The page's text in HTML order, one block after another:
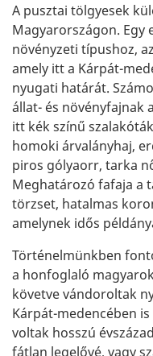
A pusztai tölgyesek
Magyarországon. Egy
növényzeti típushoz,
amely itt a Kárpát-
nyugati határát.
állat- és növényfajnak
itt kék színű
homoki árvalányhaj,
piros gólyaorr, tarka
Meghatározó fafaja a
törzset, hatalmas
amelynek idős
Történelmünkben
a honfoglaló
követve vándoroltak
Kárpát-medencében
voltak hosszú
fátlan legelővé, vagy